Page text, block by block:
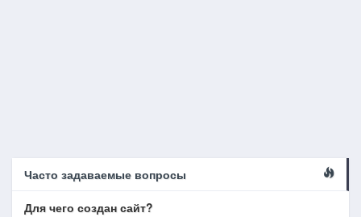
Часто задаваемые вопросы
Для чего создан сайт?